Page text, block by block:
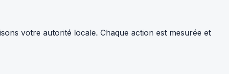
votre autorité locale. Chaque action est mesurée et